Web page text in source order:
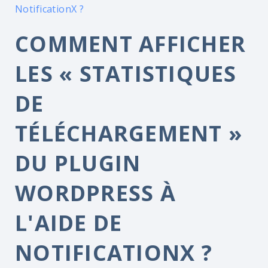
NotificationX ?
COMMENT AFFICHER
LES « STATISTIQUES
DE
TÉLÉCHARGEMENT »
DU PLUGIN
WORDPRESS À
L'AIDE DE
NOTIFICATIONX ?